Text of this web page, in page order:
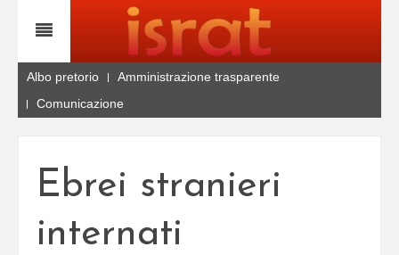
Albo pretorio
Amministrazione trasparente
Comunicazione
Ebrei stranieri
internati